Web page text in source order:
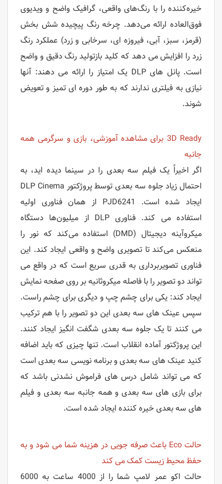
خیره‌کننده را با رنگ‌های واقعی، گرافیک واضح و ویدیوی
فوق‌العاده ارائه می‌دهد. چرخه رنگ پیچیده شش بخش
(قرمز، سبز، آبی، فیروزه ای، سرخابی و زرد) عملکرد رنگ
زرد را افزایش می دهد که کلید بازتولید رنگ دقیق و واضح
است. پانل های DLP یک امتیاز را ارائه می دهند: آنها
نیازی به فیلتری ندارند که به طور دوره ای تمیز و تعویض
شوند.
3D Ready برای مشاهده آموزشی، بازی و سرگرمی همه
جانبه
اگر اخیراً یک فیلم سه بعدی را در سینما دیده اید، به
احتمال زیاد جلوه سه بعدی توسط پروژکتور DLP Cinema
ایجاد شده است. PJD6241 از همان فناوری اولیه
استفاده می کند. فناوری DLP از میلیون‌ها دستگاه
میکروآینه دیجیتال (DMD) استفاده می‌کند که نور را
منعکس می‌کند تا تصویری واضح و واقعی ایجاد کند. این
فناوری تصویربرداری به قدری سریع است که در واقع می
تواند دو تصویر را با فاصله میکروثانیه بر روی صفحه نمایش
ایجاد کند: یکی برای چشم چپ و دیگری برای چشم راست.
سپس عینک های سه بعدی این دو تصویر را با هم ترکیب
می کنند تا یک جلوه سه بعدی شگفت انگیز ایجاد کنند.
این پروژکتور آماده انقلاب است. تنها چیزی که باید اضافه
کنید عینک های سه بعدی و برنامه نویسی سه بعدی است
که می تواند شامل درس های فراموش نشدنی باشد که
برای بازی های سه بعدی و همه جانبه سه بعدی و فیلم
های سه بعدی خیره کننده ایجاد شده است.
حالت Eco باعث صرفه جویی در هزینه شما می شود و به
حفظ محیط زیست کمک می کند
حالت اکو عمر لامپ شما را از 4000 ساعت به 6000